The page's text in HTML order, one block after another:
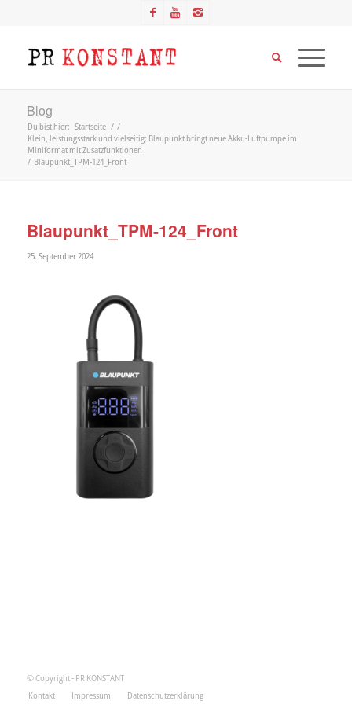
Blog
Du bist hier: Startseite / /
Klein, leistungsstark und vielseitig: Blaupunkt bringt neue Akku-Luftpumpe im
Miniformat mit Zusatzfunktionen
/ Blaupunkt_TPM-124_Front
Blaupunkt_TPM-124_Front
25. September 2024
© Copyright - PR KONSTANT
Kontakt
Impressum Datenschutzerklärung